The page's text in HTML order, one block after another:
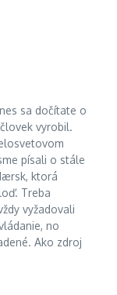
sa dočítate o
vyrobil.
písali o stále
ktorá
Treba
vyžadovali
no
Ako zdroj